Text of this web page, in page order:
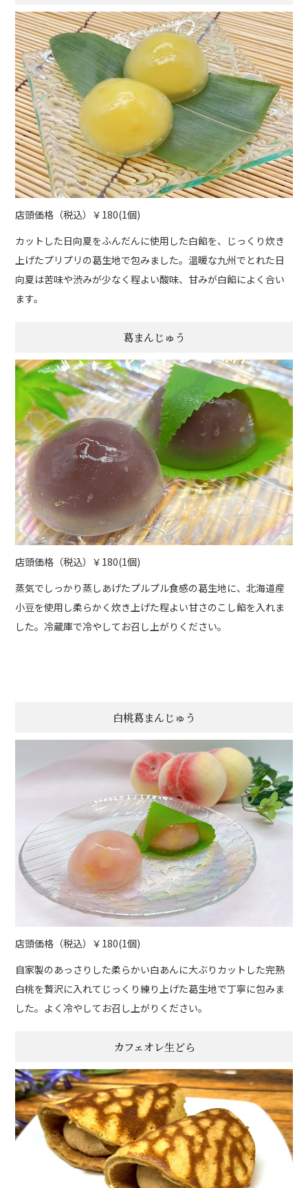
店頭価格（税込）￥180(1個)
カットした日向夏をふんだんに使用した白餡を、じっくり炊き
上げたプリプリの葛生地で包みました。温暖な九州でとれた日
向夏は苦味や渋みが少なく程よい酸味、甘みが白餡によく合い
ます。
葛まんじゅう
店頭価格（税込）￥180(1個)
蒸気でしっかり蒸しあげたプルプル食感の葛生地に、北海道産
小豆を使用し柔らかく炊き上げた程よい甘さのこし餡を入れま
した。冷蔵庫で冷やしてお召し上がりください。
白桃葛まんじゅう
店頭価格（税込）￥180(1個)
自家製のあっさりした柔らかい白あんに大ぶりカットした完熟
白桃を贅沢に入れてじっくり練り上げた葛生地で丁寧に包みま
した。よく冷やしてお召し上がりください。
カフェオレ生どら